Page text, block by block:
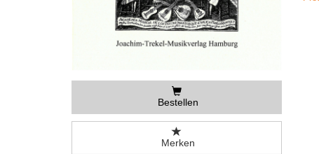
Bestellen
Merken